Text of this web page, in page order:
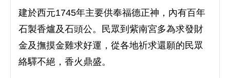
建於西元1745年主要供奉福德正神，內有百年
石製香爐及石頭公。民眾到紫南宮多為求發財
金及撫摸金雞求好運，從各地祈求還願的民眾
絡驛不絕，香火鼎盛。